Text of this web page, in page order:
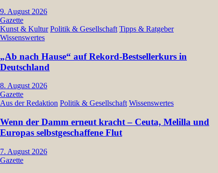
9. August 2026
Gazette
Kunst & Kultur Politik & Gesellschaft Tipps & Ratgeber
Wissenswertes
„Ab nach Hause“ auf Rekord-Bestsellerkurs in
Deutschland
8. August 2026
Gazette
Aus der Redaktion Politik & Gesellschaft Wissenswertes
Wenn der Damm erneut kracht – Ceuta, Melilla und
Europas selbstgeschaffene Flut
7. August 2026
Gazette